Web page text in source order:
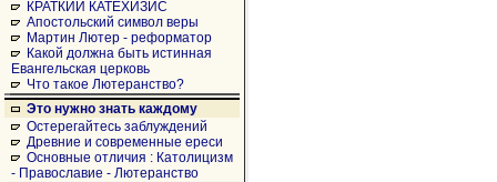
КРАТКИЙ КАТЕХИЗИС
Апостольский символ веры
Мартин Лютер - реформатор
Какой должна быть истинная
Евангельская церковь
Что такое Лютеранство?
Это нужно знать каждому
Остерегайтесь заблуждений
Древние и современные ереси
Основные отличия : Католицизм
- Православие - Лютеранство